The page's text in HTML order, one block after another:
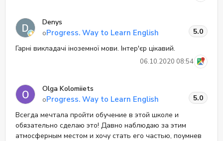
Denys
оProgress. Way to Learn English
06.10.2020 08:54
5.0
Гарні викладачі іноземної мови. Інтер'єр цікавий.
Olga Kolomiiets
оProgress. Way to Learn English
5.0
Всегда мечтала пройти обучение в этой школе и
обязательно сделаю это! Давно наблюдаю за этим
атмосферным местом и хочу стать его частью, поумнев